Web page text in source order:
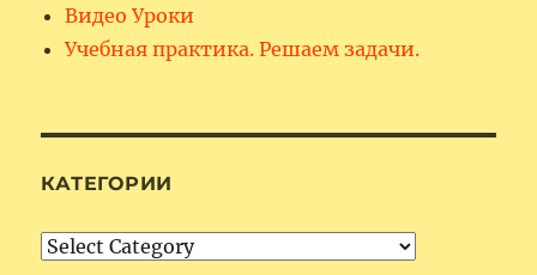
Видео Уроки
Учебная практика. Решаем задачи.
КАТЕГОРИИ
Категории